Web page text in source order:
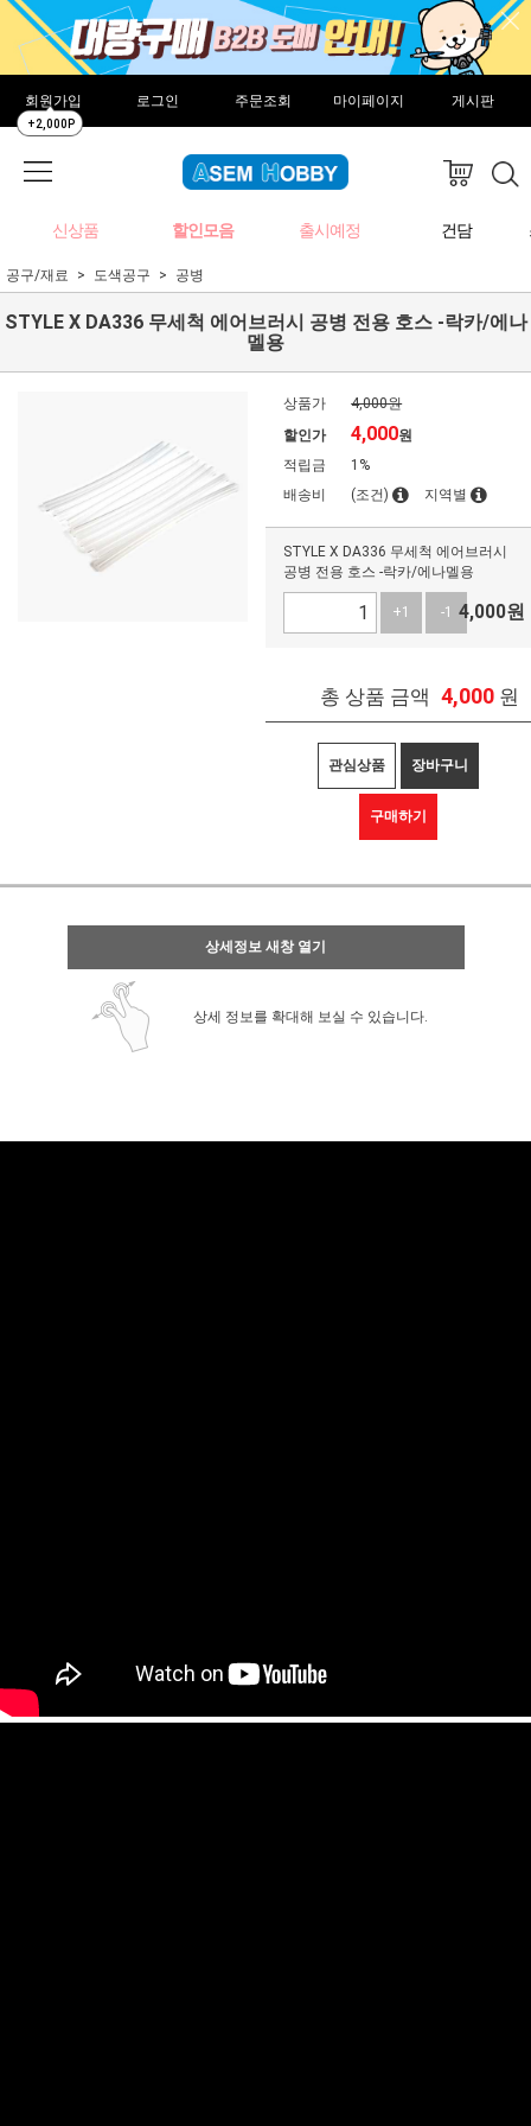
회원가입
+2,000P
로그인 주문조회 마이페이지 게시판
신상품 할인모음 출시예정 건담
공구/재료 도색공구 공병
STYLE X DA336 무세척 에어브러시 공병 전용 호스 -락카/에나
멜용
상품가
4,000원
할인가
4,000원
적립금
1%
배송비
(조건) 지역별
STYLE X DA336 무세척 에어브러시
공병 전용 호스 -락카/에나멜용
+1 -1 4,000원
총 상품 금액 4,000 원
관심상품 장바구니
구매하기
상세정보 새창 열기
상세 정보를 확대해 보실 수 있습니다.